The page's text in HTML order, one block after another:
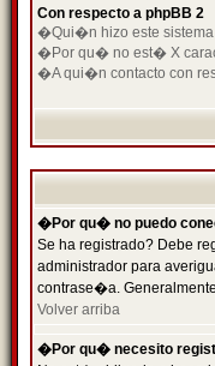
Con respecto a phpBB 2
�Qui�n hizo este sistema
�Por qu� no est� X
�A qui�n contacto con
�Por qu� no puedo
Se ha registrado? Debe
administrador para
contrase�a.
Volver arriba
�Por qu� necesito